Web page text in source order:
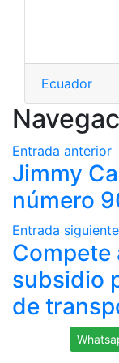
Ecuador
Entrada anterior
Jimmy
número
Entrada siguiente
Compete
subsidio
de